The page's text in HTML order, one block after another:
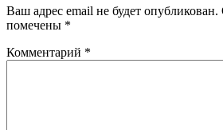
Ваш адрес email не будет опубликован.
помечены *
Комментарий *